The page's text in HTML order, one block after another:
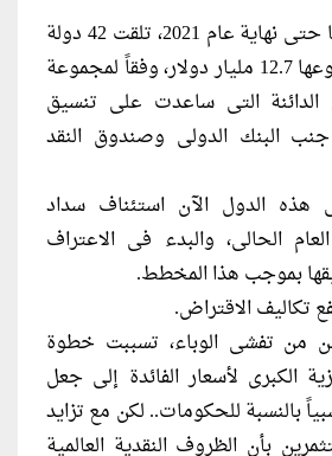
وبالرغم من تمديدها حتى نهاية عام 2021، تلقت 42 دولة
فقط إعانة بلغ مجموعها 12.7 مليار دولار، وفقاً لمجموعة
الدائنة التى ساعدت على تنسيق
جنب البنك الدولى وصندوق النقد
الدول الآن استئناف سداد
الحالى، والبدء فى الاعتراف
بموجب هذا المخطط.
تكاليف الاقتراض.
من تفشى الوباء، تسببت خطوة
الكبرى لأسعار الفائدة إلى جعل
بالنسبة للحكومات.. لكن مع تزايد
بأن الظروف النقدية العالمية